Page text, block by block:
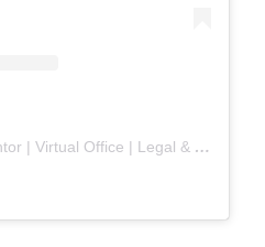
A
post shared by Sewa Kantor | Virtual Office | Legal & Tax | Meeting Room (@skaiwork.id)